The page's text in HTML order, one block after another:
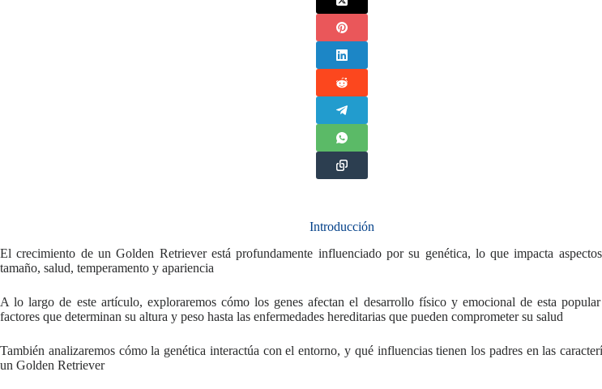
Introducción
El crecimiento de un Golden Retriever está profundamente influenciado por su genética, lo que impacta
tamaño, salud, temperamento y apariencia
A lo largo de este artículo, exploraremos cómo los genes afectan el desarrollo físico y emocional de esta
factores que determinan su altura y peso hasta las enfermedades hereditarias que pueden comprometer su salud
También analizaremos cómo la genética interactúa con el entorno, y qué influencias tienen los padres en las
un Golden Retriever